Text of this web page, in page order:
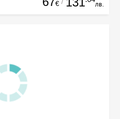
€ лв.